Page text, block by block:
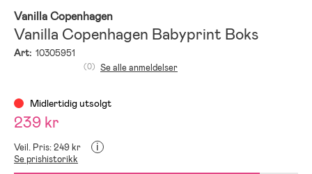
Vanilla Copenhagen
Vanilla Copenhagen Babyprint Boks
Art: 10305951
(0) Se alle anmeldelser
Midlertidig utsolgt
239 kr
Veil. Pris: 249 kr i
Se prishistorikk